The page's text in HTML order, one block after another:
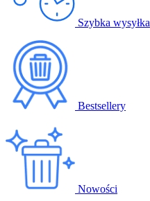
Szybka wysyłka
Bestsellery
Nowości